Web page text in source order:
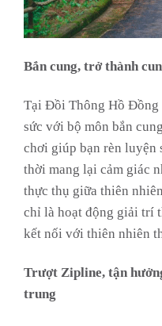
Bắn cung, trở thành
Tại Đồi Thông Hồ Đồng
sức với bộ môn bắn
chơi giúp bạn rèn luyện
thời mang lại cảm giác
thực thụ giữa thiên
chỉ là hoạt động giải trí
kết nối với thiên nhiên
Trượt Zipline, tận
trung